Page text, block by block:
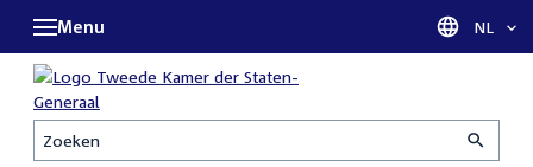
Zoeken
Menu Taal
NL